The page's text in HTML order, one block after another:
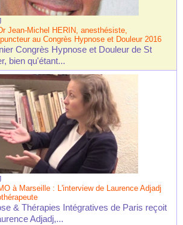
Jean-Michel HERIN, anesthésiste,
au Congrès Hypnose et Douleur 2016
Congrès Hypnose et Douleur de St
bien qu'étant...
à Marseille : L'interview de Laurence Adjadj
& Thérapies Intégratives de Paris reçoit
Adjadj,...